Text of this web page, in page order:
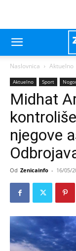
Naslovnica Aktuelno
Aktuelno Sport
Midhat
njegove
Od Zenicainfo - 16/05/